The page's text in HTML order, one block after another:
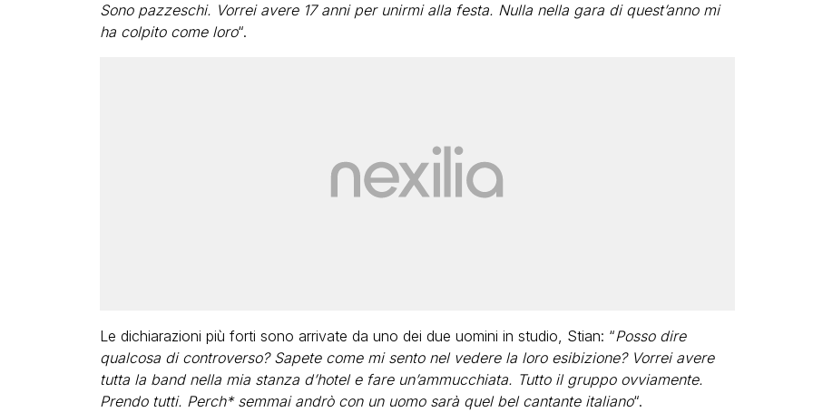
Sono pazzeschi. Vorrei avere 17 anni per unirmi alla festa. Nulla nella gara di quest’anno mi
ha colpito come loro“.
Le dichiarazioni più forti sono arrivate da uno dei due uomini in studio, Stian: “Posso dire
qualcosa di controverso? Sapete come mi sento nel vedere la loro esibizione? Vorrei avere
tutta la band nella mia stanza d’hotel e fare un’ammucchiata. Tutto il gruppo ovviamente.
Prendo tutti. Perch* semmai andrò con un uomo sarà quel bel cantante italiano“.